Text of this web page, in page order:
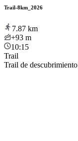
Trail-8km_2026
7.87 km
+93 m
10:15
Trail
Trail de descubrimiento